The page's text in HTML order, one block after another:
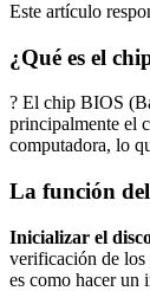
Este artículo
¿Qué es el
? El chip BIOS
principalmente el
computadora, lo
La función
Inicializar el
verificación de los
es como hacer un